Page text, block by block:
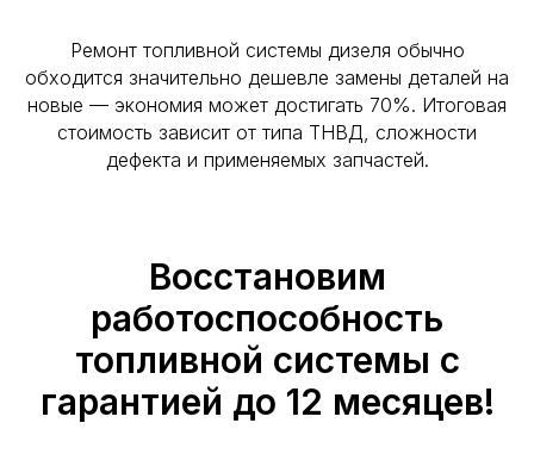
Ремонт топливной системы дизеля обычно
обходится значительно дешевле замены деталей на
новые — экономия может достигать 70%. Итоговая
стоимость зависит от типа ТНВД, сложности
дефекта и применяемых запчастей.
Восстановим
работоспособность
топливной системы с
гарантией до 12 месяцев!